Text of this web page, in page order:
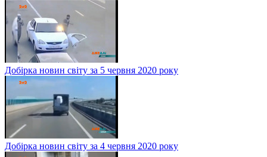
Добірка новин світу за 5 червня 2020 року
Добірка новин світу за 4 червня 2020 року